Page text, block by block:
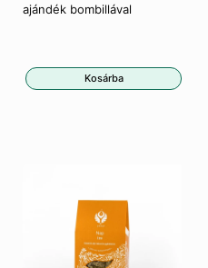
ajándék bombillával
Kosárba